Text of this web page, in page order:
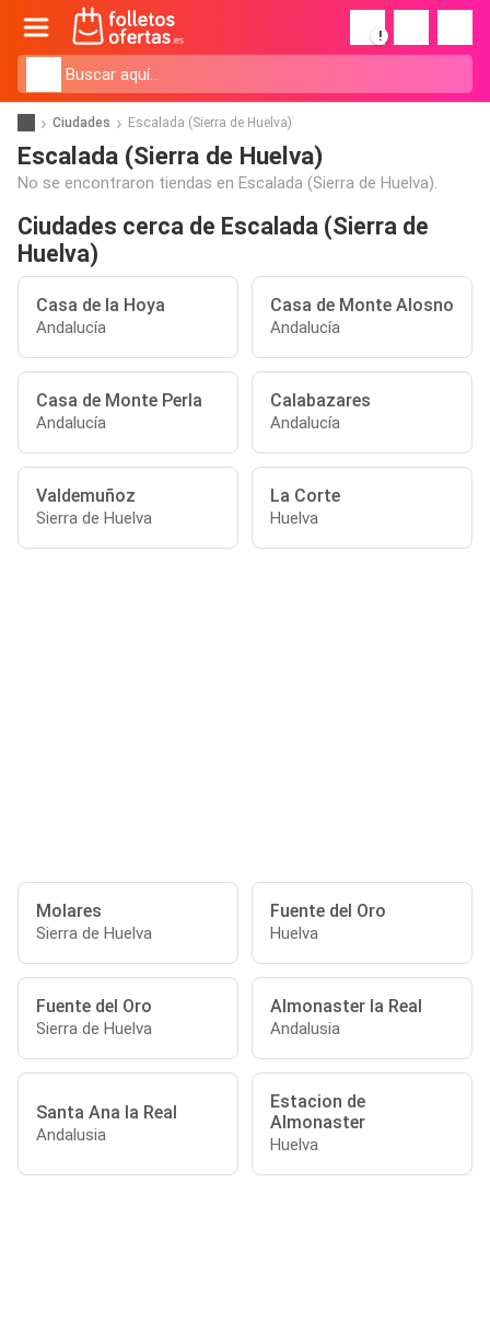
!
Ciudades Escalada (Sierra de Huelva)
Escalada (Sierra de Huelva)
No se encontraron tiendas en Escalada (Sierra de Huelva).
Ciudades cerca de Escalada (Sierra de
Huelva)
Casa de la Hoya
Andalucía
Casa de Monte Alosno
Andalucía
Casa de Monte Perla
Andalucía
Calabazares
Andalucía
Valdemuñoz
Sierra de Huelva
La Corte
Huelva
Molares
Sierra de Huelva
Fuente del Oro
Huelva
Fuente del Oro
Sierra de Huelva
Almonaster la Real
Andalusia
Santa Ana la Real
Andalusia
Estacion de
Almonaster
Huelva